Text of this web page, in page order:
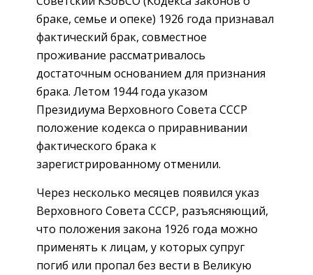
браке, семье и опеке) 1926 года признавал
фактический брак, совместное
проживание рассматривалось
достаточным основанием для признания
брака. Летом 1944 года указом
Президиума Верховного Совета СССР
положение кодекса о приравнивании
фактического брака к
зарегистрированному отменили.
Через несколько месяцев появился указ
Верховного Совета СССР, разъясняющий,
что положения закона 1926 года можно
применять к лицам, у которых супруг
погиб или пропал без вести в Великую